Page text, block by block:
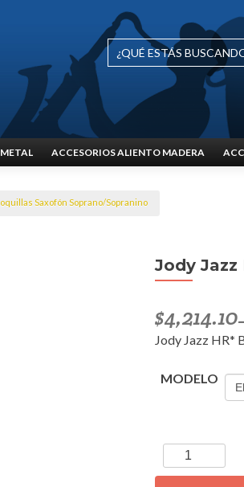
ACCESORIOS ALIENTO MADERA
Saxofón Soprano/Sopranino
Jody Jazz
$4,214.10
Jody Jazz HR*
MODELO
Jody
Jazz